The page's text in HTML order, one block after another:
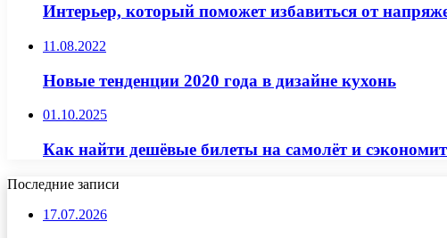
Интерьер, который поможет избавиться от
11.08.2022
Новые тенденции 2020 года в дизайне кухонь
01.10.2025
Как найти дешёвые билеты на самолёт и
Последние записи
17.07.2026